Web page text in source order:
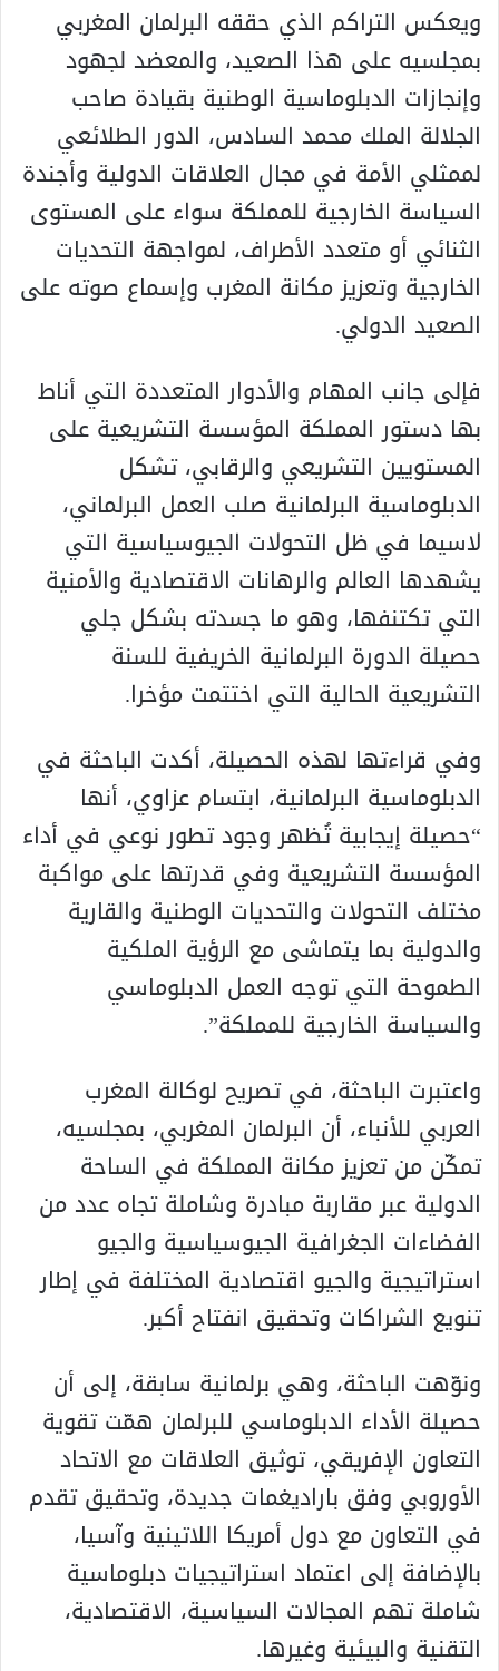
ويعكس التراكم الذي حققه البرلمان المغربي
بمجلسيه على هذا الصعيد، والمعضد لجهود
وإنجازات الدبلوماسية الوطنية بقيادة صاحب
الجلالة الملك محمد السادس، الدور الطلائعي
لممثلي الأمة في مجال العلاقات الدولية وأجندة
السياسة الخارجية للمملكة سواء على المستوى
الثنائي أو متعدد الأطراف، لمواجهة التحديات
الخارجية وتعزيز مكانة المغرب وإسماع صوته على
الصعيد الدولي.
فإلى جانب المهام والأدوار المتعددة التي أناط
بها دستور المملكة المؤسسة التشريعية على
المستويين التشريعي والرقابي، تشكل
الدبلوماسية البرلمانية صلب العمل البرلماني،
لاسيما في ظل التحولات الجيوسياسية التي
يشهدها العالم والرهانات الاقتصادية والأمنية
التي تكتنفها، وهو ما جسدته بشكل جلي
حصيلة الدورة البرلمانية الخريفية للسنة
التشريعية الحالية التي اختتمت مؤخرا.
وفي قراءتها لهذه الحصيلة، أكدت الباحثة في
الدبلوماسية البرلمانية، ابتسام عزاوي، أنها
“حصيلة إيجابية تُظهر وجود تطور نوعي في أداء
المؤسسة التشريعية وفي قدرتها على مواكبة
مختلف التحولات والتحديات الوطنية والقارية
والدولية بما يتماشى مع الرؤية الملكية
الطموحة التي توجه العمل الدبلوماسي
والسياسة الخارجية للمملكة”.
واعتبرت الباحثة، في تصريح لوكالة المغرب
العربي للأنباء، أن البرلمان المغربي، بمجلسيه،
تمكّن من تعزيز مكانة المملكة في الساحة
الدولية عبر مقاربة مبادرة وشاملة تجاه عدد من
الفضاءات الجغرافية الجيوسياسية والجيو
استراتيجية والجيو اقتصادية المختلفة في إطار
تنويع الشراكات وتحقيق انفتاح أكبر.
ونوّهت الباحثة، وهي برلمانية سابقة، إلى أن
حصيلة الأداء الدبلوماسي للبرلمان همّت تقوية
التعاون الإفريقي، توثيق العلاقات مع الاتحاد
الأوروبي وفق باراديغمات جديدة، وتحقيق تقدم
في التعاون مع دول أمريكا اللاتينية وآسيا،
بالإضافة إلى اعتماد استراتيجيات دبلوماسية
شاملة تهم المجالات السياسية، الاقتصادية،
التقنية والبيئية وغيرها.